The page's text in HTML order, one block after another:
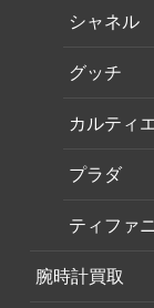
シャネル
グッチ
カルティ
プラダ
ティファ
腕時計買取